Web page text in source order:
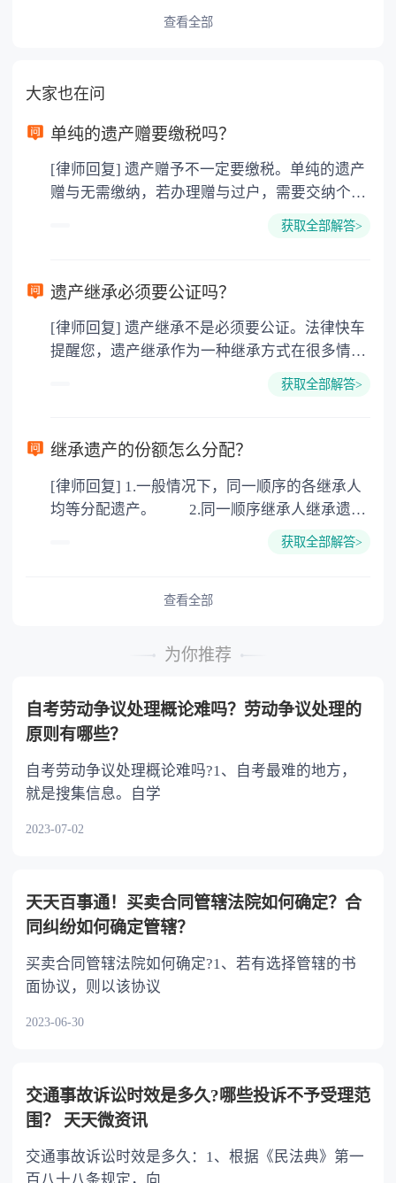
查看全部
大家也在问
单纯的遗产赠要缴税吗？
[律师回复] 遗产赠予不一定要缴税。单纯的遗产
赠与无需缴纳，若办理赠与过户，需要交纳个人
所得税、契税和公证费。赠与过户是没有增值税
要缴纳公证费，具体如下： 1. 公证费：按房
3. 印花税：按房屋评估价的0.05%缴纳 4. 土
地增值税：按房价1%缴纳 5. 房屋产权登记费：
获取全部解答>
遗产继承必须要公证吗？
[律师回复] 遗产继承不是必须要公证。法律快车
提醒您，遗产继承作为一种继承方式在很多情况
下都是不需要公证的，当然，如果需要公正的也
以防对财产继承发生纠纷，可以对遗产继承进行
公证。
获取全部解答>
继承遗产的份额怎么分配？
[律师回复] 1.一般情况下，同一顺序的各继承人
均等分配遗产。 2.同一顺序继承人继承遗产
或者与被继承人共同生活的继承人，分配遗产
的继承人，不尽扶养义务的，分配遗产时，应当
获取全部解答>
查看全部
为你推荐
自考劳动争议处理概论难吗？劳动争议处理的
原则有哪些？
自考劳动争议处理概论难吗?1、自考最难的地方，
就是搜集信息。自学
2023-07-02
天天百事通！买卖合同管辖法院如何确定？合
同纠纷如何确定管辖？
买卖合同管辖法院如何确定?1、若有选择管辖的书
面协议，则以该协议
2023-06-30
交通事故诉讼时效是多久?哪些投诉不予受理范
围？ 天天微资讯
交通事故诉讼时效是多久：1、根据《民法典》第一